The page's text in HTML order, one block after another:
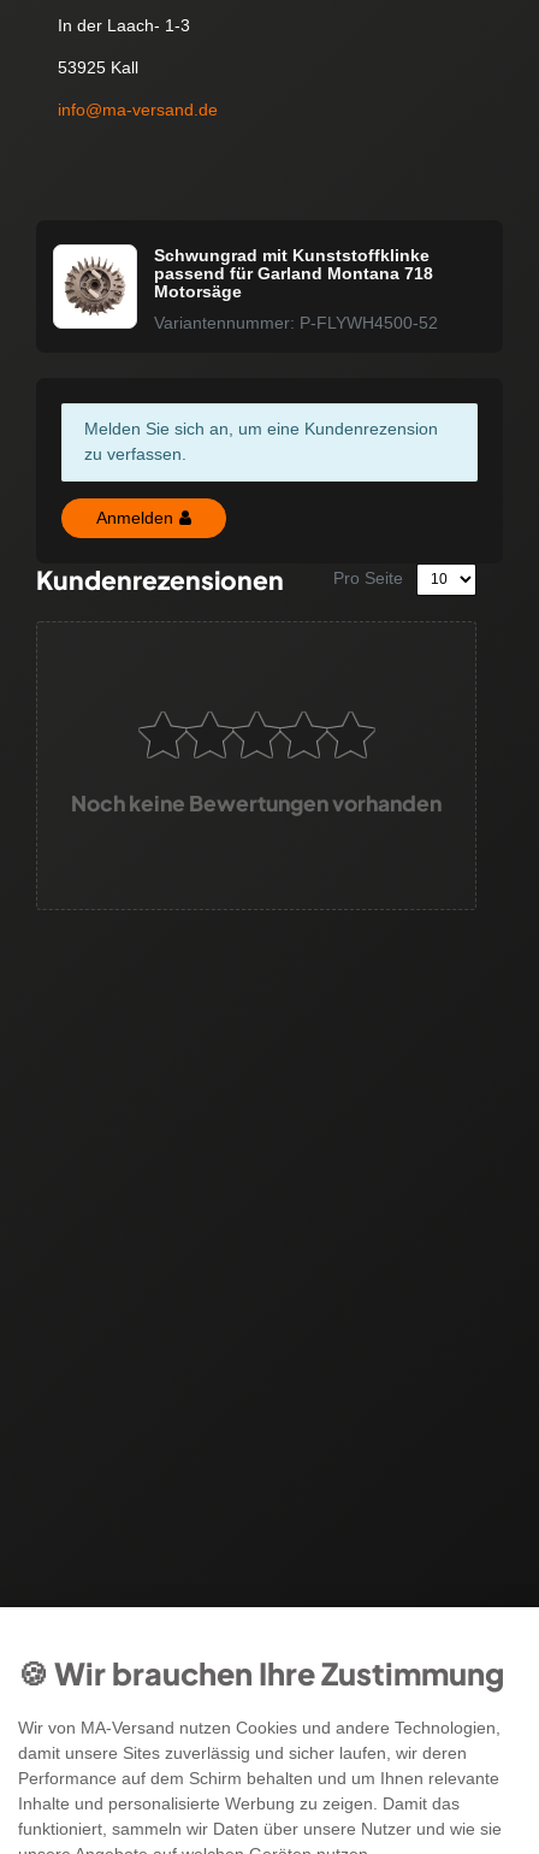
In der Laach- 1-3
53925 Kall
info@ma-versand.de
Schwungrad mit Kunststoffklinke
passend für Garland Montana 718
Motorsäge
Variantennummer: P-FLYWH4500-52
Melden Sie sich an, um eine Kundenrezension
zu verfassen.
Anmelden
Kundenrezensionen Pro Seite
Noch keine Bewertungen vorhanden
🍪 Wir brauchen Ihre Zustimmung
Wir von MA-Versand nutzen Cookies und andere Technologien,
damit unsere Sites zuverlässig und sicher laufen, wir deren
Performance auf dem Schirm behalten und um Ihnen relevante
Inhalte und personalisierte Werbung zu zeigen. Damit das
funktioniert, sammeln wir Daten über unsere Nutzer und wie sie